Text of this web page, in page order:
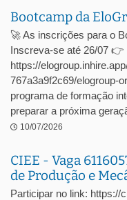
Bootcamp da
🚀 As inscrições para o
Inscreva-se até 26/07 👉
https://
767a3a9f2c69/elogroup-
programa de formação
preparar a próxima
10/07/2026
CIEE - Vaga
de Produção e
Participar no link: https://